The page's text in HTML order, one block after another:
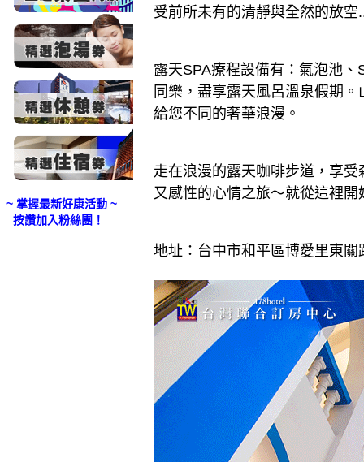
~ 掌握最新好康活動 ~
按讚加入粉絲團！
受前所未有的清靜與全然的放空
露天SPA療程設備有：氣泡池
同樂，盡享露天風呂溫泉假期
給您不同的奢華浪漫。
走在浪漫的露天咖啡步道，享
又感性的心情之旅～就從這裡開
地址：台中市和平區博愛里